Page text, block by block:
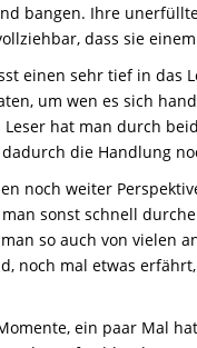
bangen. Ihre
dass sie
einen sehr tief in das
um wen es sich
hat man durch
die Handlung
noch weiter
sonst schnell
so auch von vielen
noch mal etwas
ein paar Mal